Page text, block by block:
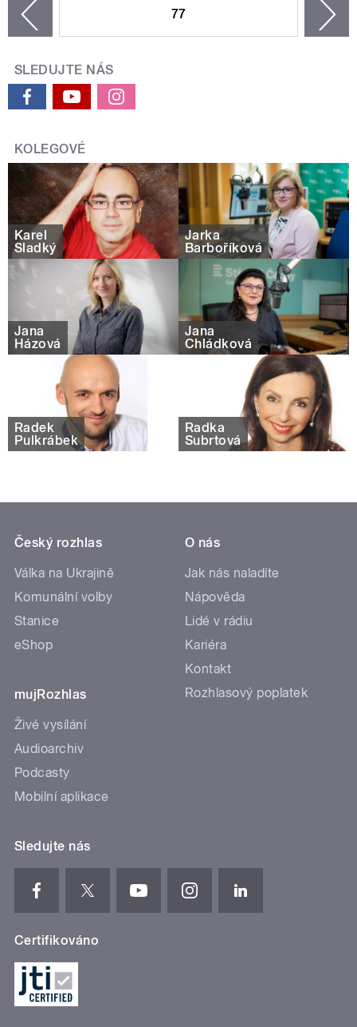
77
SLEDUJTE NÁS
KOLEGOVÉ
Karel
Sladký
Jarka
Barboříková
Jana
Házová
Jana
Chládková
Radek
Pulkrábek
Radka
Šubrtová
Český rozhlas
Válka na Ukrajině
Komunální volby
Stanice
eShop
mujRozhlas
Živé vysílání
Audioarchiv
Podcasty
Mobilní aplikace
O nás
Jak nás naladíte
Nápověda
Lidé v rádiu
Kariéra
Kontakt
Rozhlasový poplatek
Sledujte nás
Certifikováno